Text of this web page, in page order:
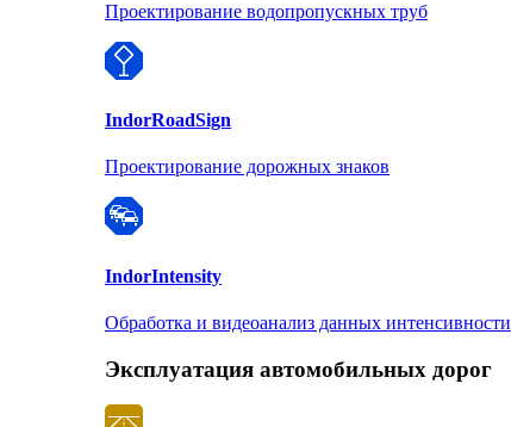
Проектирование водопропускных труб
IndorRoadSign
Проектирование дорожных знаков
IndorIntensity
Обработка и видеоанализ данных интенсивности
Эксплуатация автомобильных дорог